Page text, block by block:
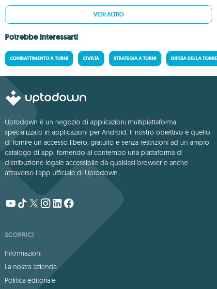
VEDI ALTRO
Potrebbe interessarti
COMBATTIMENTO A TURNI CIVILTÀ STRATEGIA A TURNI DIFESA DELLA
Uptodown è un negozio di applicazioni multipiattaforma
specializzato in applicazioni per Android. Il nostro obiettivo è quello
di fornire un accesso libero, gratuito e senza restrizioni ad un ampio
catalogo di app, fornendo al contempo una piattaforma di
distribuzione legale accessibile da qualsiasi browser e anche
attraverso l'app ufficiale di Uptodown.
SCOPRICI
Informazioni
La nostra azienda
Politica editoriale